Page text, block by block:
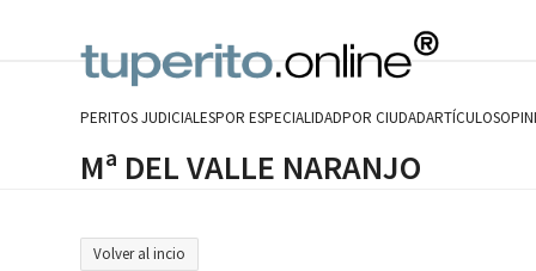
PERITOS JUDICIALESPOR ESPECIALIDADPOR CIUDADARTÍCULOS
Mª DEL VALLE NARANJO
Volver al incio